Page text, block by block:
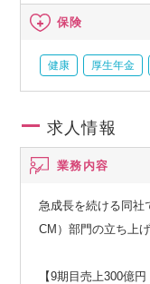
保険
健康 厚生年金
求人情報
業務内容
急成長を続ける同社
CM）部門の立ち上
【9期目売上300億